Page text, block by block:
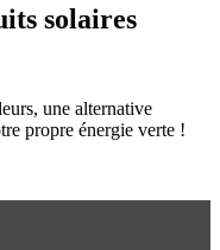
solaires
une alternative
propre énergie verte !